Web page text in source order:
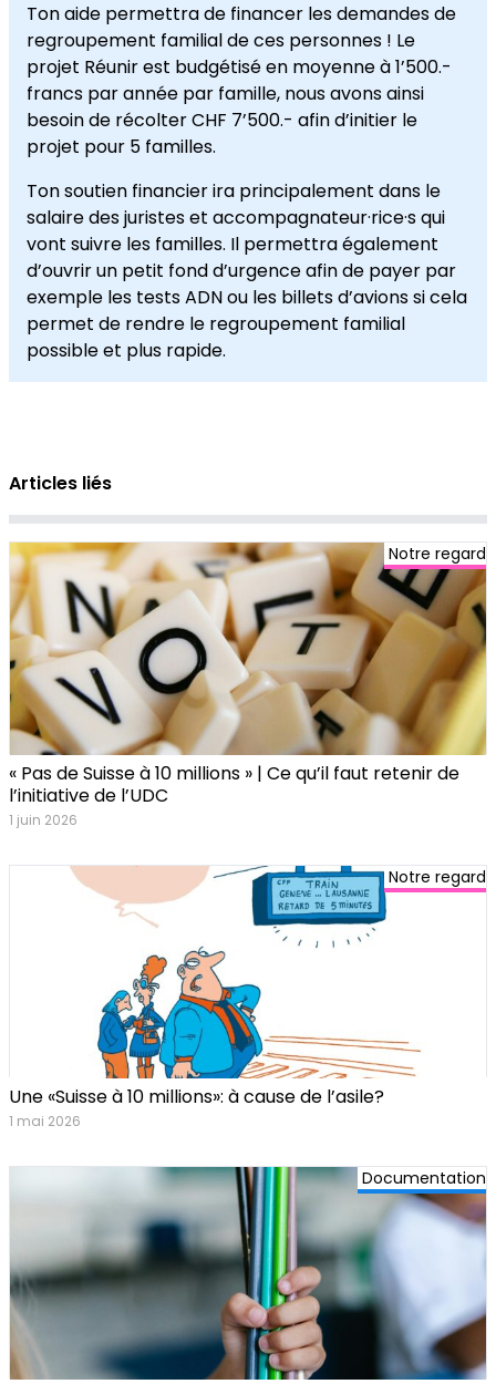
Ton aide permettra de financer les demandes de
regroupement familial de ces personnes ! Le
projet Réunir est budgétisé en moyenne à 1’500.-
francs par année par famille, nous avons ainsi
besoin de récolter CHF 7’500.- afin d’initier le
projet pour 5 familles.
Ton soutien financier ira principalement dans le
salaire des juristes et accompagnateur·rice·s qui
vont suivre les familles. Il permettra également
d’ouvrir un petit fond d’urgence afin de payer par
exemple les tests ADN ou les billets d’avions si cela
permet de rendre le regroupement familial
possible et plus rapide.
Articles liés
Notre regard
« Pas de Suisse à 10 millions » | Ce qu’il faut retenir de
l’initiative de l’UDC
1 juin 2026
Notre regard
Une «Suisse à 10 millions»: à cause de l’asile?
1 mai 2026
Documentation